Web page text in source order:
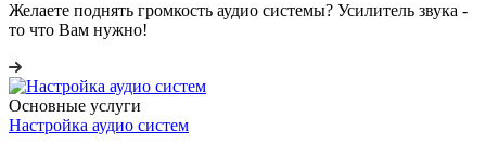
Желаете поднять громкость аудио системы? Усилитель звука -
то что Вам нужно!
Основные услуги
Настройка аудио систем